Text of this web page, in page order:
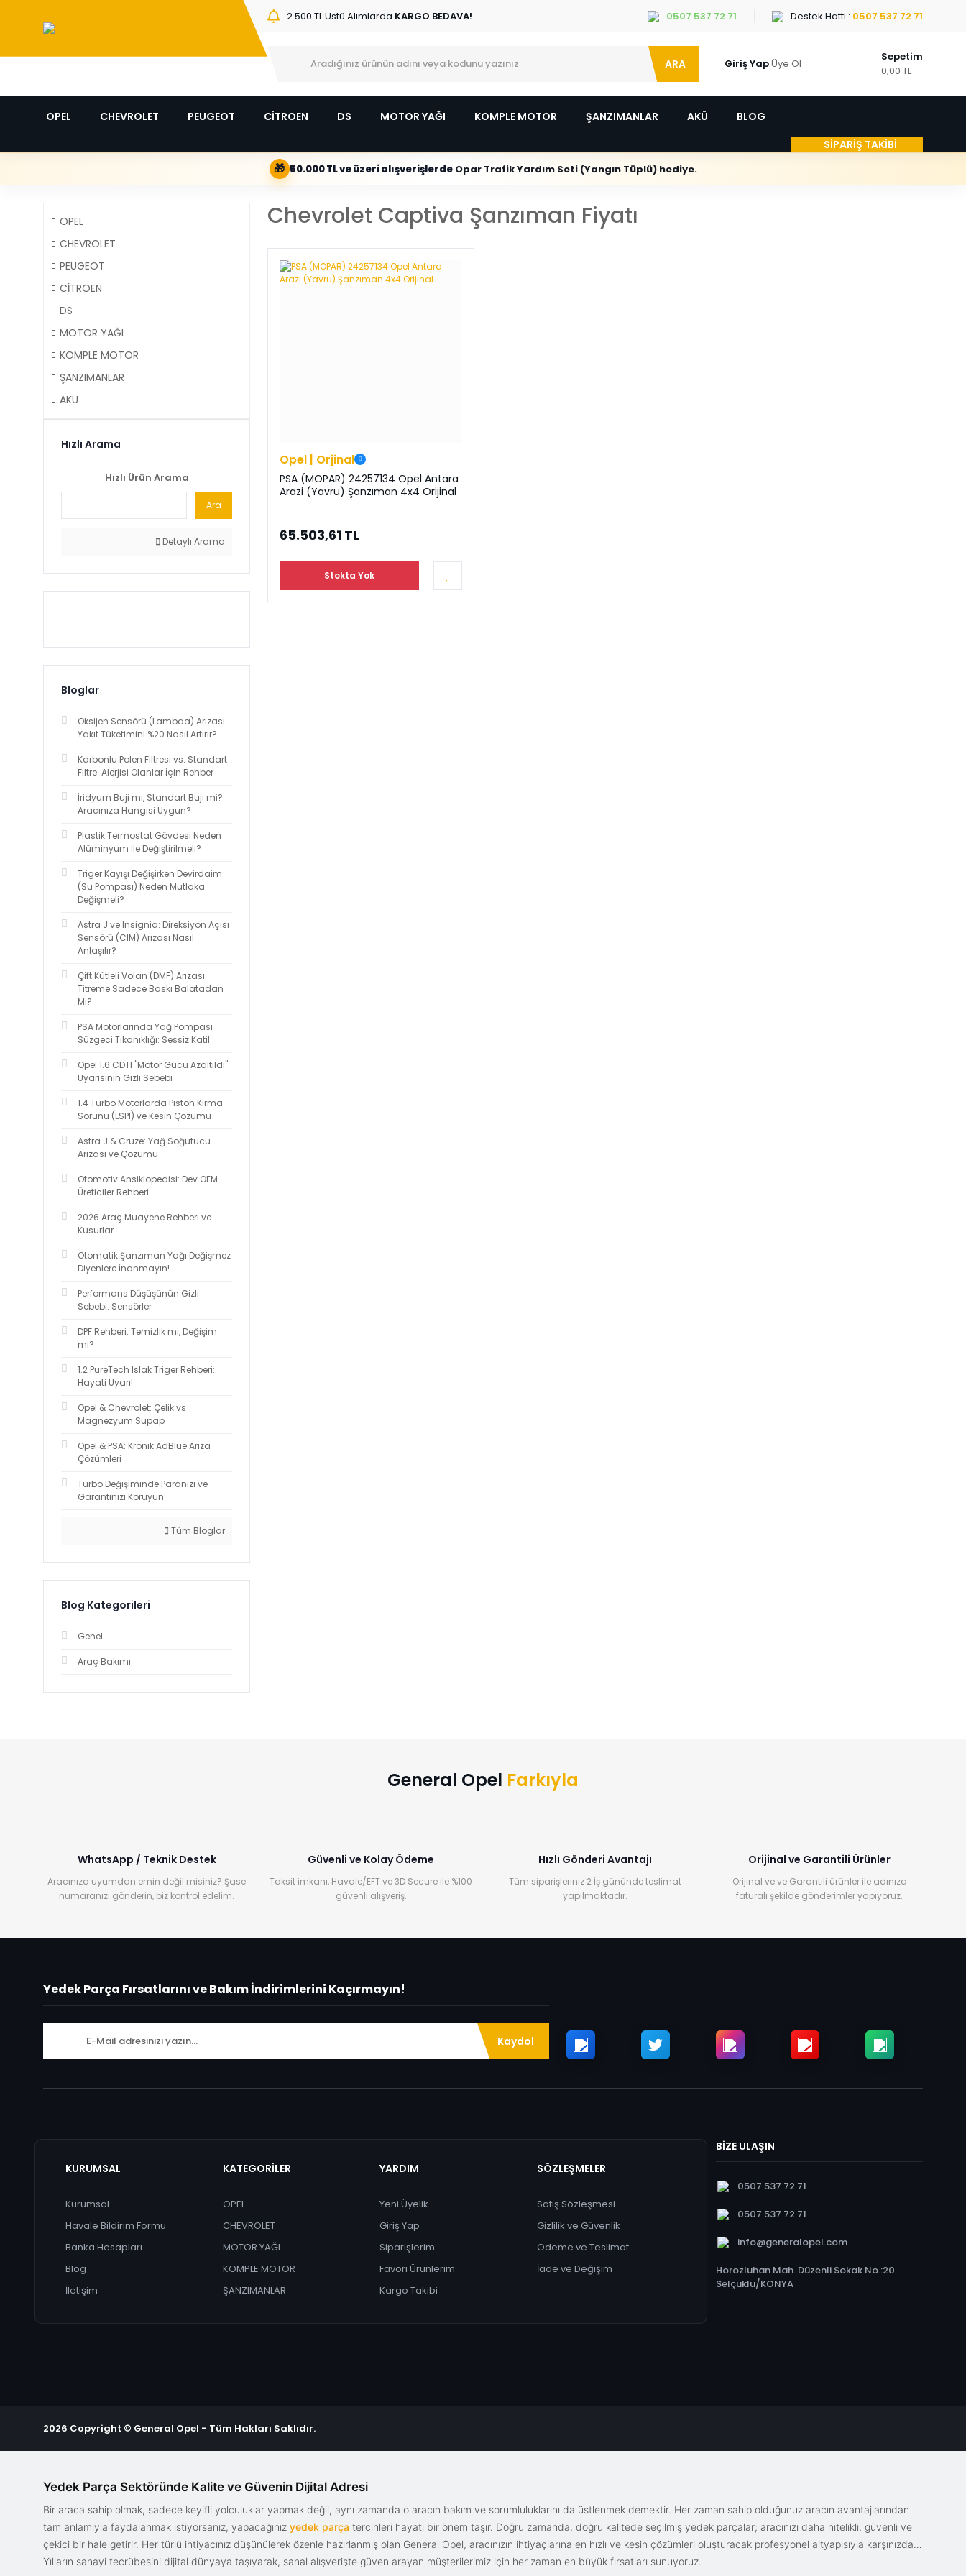
2.500 TL Üstü Alımlarda KARGO BEDAVA! 0507 537 72 71 Destek Hattı : 0507 537 72 71
ARA Giriş YapÜye Ol
Sepetim
0,00 TL
OPEL CHEVROLET PEUGEOT CİTROEN DS MOTOR YAĞI KOMPLE MOTOR ŞANZIMANLAR AKÜ
BLOG
SİPARİŞ TAKİBİ
🎁 50.000 TL ve üzeri alışverişlerdeOpar Trafik Yardım Seti (Yangın Tüplü) hediye.
OPEL
CHEVROLET
PEUGEOT
CİTROEN
DS
MOTOR YAĞI
KOMPLE MOTOR
ŞANZIMANLAR
AKÜ
Hızlı Arama
Hızlı Ürün Arama
Ara
Detaylı Arama
Bloglar
Oksijen Sensörü (Lambda) Arızası
Yakıt Tüketimini %20 Nasıl Artırır?
Karbonlu Polen Filtresi vs. Standart
Filtre: Alerjisi Olanlar İçin Rehber
İridyum Buji mi, Standart Buji mi?
Aracınıza Hangisi Uygun?
Plastik Termostat Gövdesi Neden
Alüminyum İle Değiştirilmeli?
Triger Kayışı Değişirken Devirdaim
(Su Pompası) Neden Mutlaka
Değişmeli?
Astra J ve Insignia: Direksiyon Açısı
Sensörü (CIM) Arızası Nasıl
Anlaşılır?
Çift Kütleli Volan (DMF) Arızası:
Titreme Sadece Baskı Balatadan
Mı?
PSA Motorlarında Yağ Pompası
Süzgeci Tıkanıklığı: Sessiz Katil
Opel 1.6 CDTI "Motor Gücü Azaltıldı"
Uyarısının Gizli Sebebi
1.4 Turbo Motorlarda Piston Kırma
Sorunu (LSPI) ve Kesin Çözümü
Astra J & Cruze: Yağ Soğutucu
Arızası ve Çözümü
Otomotiv Ansiklopedisi: Dev OEM
Üreticiler Rehberi
2026 Araç Muayene Rehberi ve
Kusurlar
Otomatik Şanzıman Yağı Değişmez
Diyenlere İnanmayın!
Performans Düşüşünün Gizli
Sebebi: Sensörler
DPF Rehberi: Temizlik mi, Değişim
mi?
1.2 PureTech Islak Triger Rehberi:
Hayati Uyarı!
Opel & Chevrolet: Çelik vs
Magnezyum Supap
Opel & PSA: Kronik AdBlue Arıza
Çözümleri
Turbo Değişiminde Paranızı ve
Garantinizi Koruyun
Tüm Bloglar
Blog Kategorileri
Genel
Araç Bakımı
Chevrolet Captiva Şanzıman Fiyatı
Opel | Orjinal
PSA (MOPAR) 24257134 Opel Antara
Arazi (Yavru) Şanzıman 4x4 Orijinal
65.503,61 TL
Stokta Yok
General Opel Farkıyla
WhatsApp / Teknik Destek
Aracınıza uyumdan emin değil misiniz? Şase
numaranızı gönderin, biz kontrol edelim.
Güvenli ve Kolay Ödeme
Taksit imkanı, Havale/EFT ve 3D Secure ile %100
güvenli alışveriş.
Hızlı Gönderi Avantajı
Tüm siparişleriniz 2 İş gününde teslimat
yapılmaktadır.
Orijinal ve Garantili Ürünler
Orijinal ve ve Garantili ürünler ile adınıza
faturalı şekilde gönderimler yapıyoruz.
Yedek Parça Fırsatlarını ve Bakım İndirimlerini Kaçırmayın!
Kaydol
KURUMSAL
Kurumsal
Havale Bildirim Formu
Banka Hesapları
Blog
İletişim
KATEGORİLER
OPEL
CHEVROLET
MOTOR YAĞI
KOMPLE MOTOR
ŞANZIMANLAR
YARDIM
Yeni Üyelik
Giriş Yap
Siparişlerim
Favori Ürünlerim
Kargo Takibi
SÖZLEŞMELER
Satış Sözleşmesi
Gizlilik ve Güvenlik
Ödeme ve Teslimat
İade ve Değişim
BİZE ULAŞIN
0507 537 72 71
0507 537 72 71
info@generalopel.com
Horozluhan Mah. Düzenli Sokak No.:20
Selçuklu/KONYA
2026 Copyright © General Opel - Tüm Hakları Saklıdır.
Yedek Parça Sektöründe Kalite ve Güvenin Dijital Adresi
Bir araca sahip olmak, sadece keyifli yolculuklar yapmak değil, aynı zamanda o aracın bakım ve sorumluluklarını da üstlenmek demektir. Her zaman sahip olduğunuz aracın avantajlarından
tam anlamıyla faydalanmak istiyorsanız, yapacağınız yedek parça tercihleri hayati bir önem taşır. Doğru zamanda, doğru kalitede seçilmiş yedek parçalar; aracınızı daha nitelikli, güvenli ve
çekici bir hale getirir. Her türlü ihtiyacınız düşünülerek özenle hazırlanmış olan General Opel, aracınızın ihtiyaçlarına en hızlı ve kesin çözümleri oluşturacak profesyonel altyapısıyla karşınızda.
Yılların sanayi tecrübesini dijital dünyaya taşıyarak, sanal alışverişte güven arayan müşterilerimiz için her zaman en büyük fırsatları sunuyoruz.